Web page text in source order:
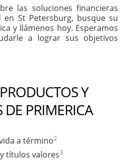
las soluciones financieras
en St Petersburg, busque su
y llámenos hoy. Esperamos
a lograr sus objetivos
Y
DE PRIMERICA
a término2
títulos valores3